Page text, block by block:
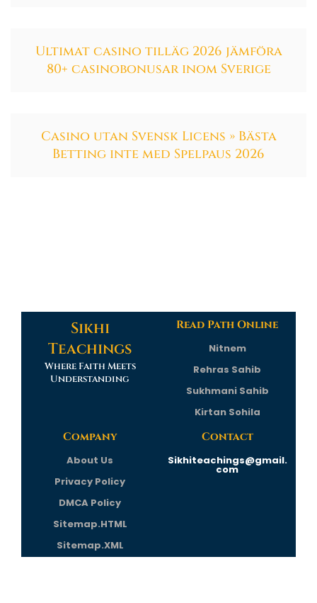
Ultimat casino tilläg 2026 jämföra
80+ casinobonusar inom Sverige
Casino utan Svensk Licens » Bästa
Betting inte med Spelpaus 2026
Sikhi
Teachings
Where Faith Meets
Understanding
Read Path Online
Nitnem
Rehras Sahib
Sukhmani Sahib
Kirtan Sohila
Company
About Us
Privacy Policy
DMCA Policy
Sitemap.HTML
Sitemap.XML
Contact
Sikhiteachings@gmail.
com